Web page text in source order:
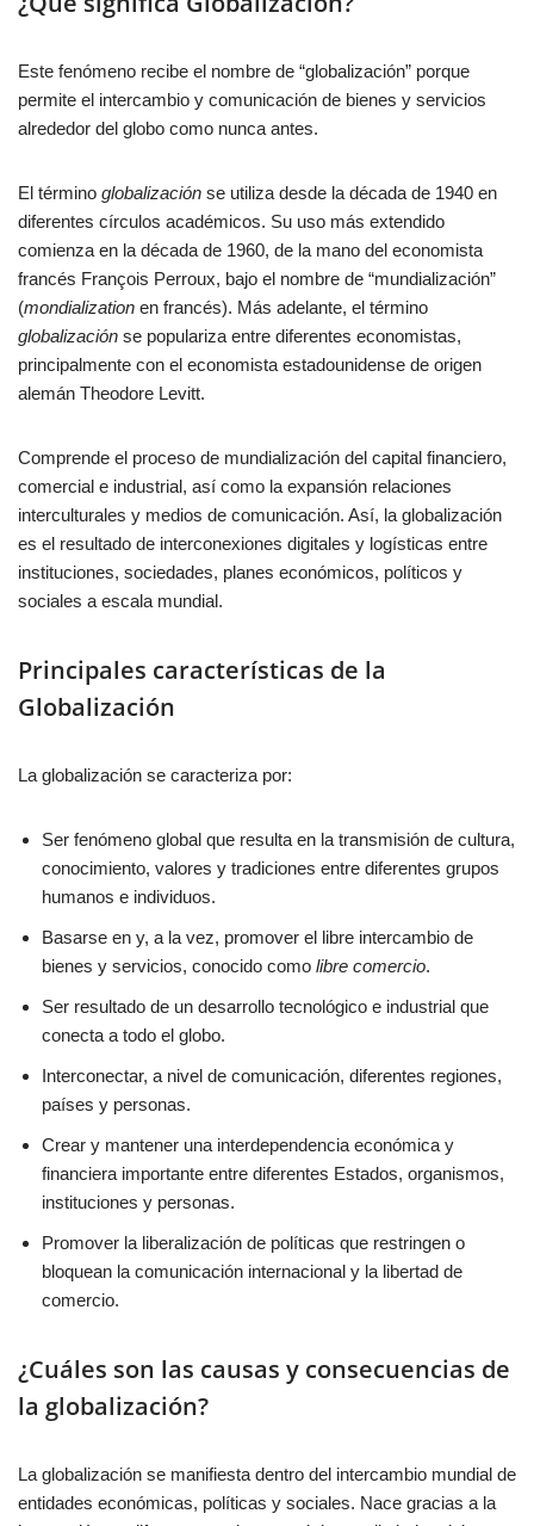
Este fenómeno recibe el nombre de “globalización” porque
permite el intercambio y comunicación de bienes y servicios
alrededor del globo como nunca antes.
El término globalización se utiliza desde la década de 1940 en
diferentes círculos académicos. Su uso más extendido
comienza en la década de 1960, de la mano del economista
francés François Perroux, bajo el nombre de “mundialización”
(mondialization en francés). Más adelante, el término
globalización se populariza entre diferentes economistas,
principalmente con el economista estadounidense de origen
alemán Theodore Levitt.
Comprende el proceso de mundialización del capital financiero,
comercial e industrial, así como la expansión relaciones
interculturales y medios de comunicación. Así, la globalización
es el resultado de interconexiones digitales y logísticas entre
instituciones, sociedades, planes económicos, políticos y
sociales a escala mundial.
Principales características de la
Globalización
La globalización se caracteriza por:
Ser fenómeno global que resulta en la transmisión de cultura,
conocimiento, valores y tradiciones entre diferentes grupos
humanos e individuos.
Basarse en y, a la vez, promover el libre intercambio de
bienes y servicios, conocido como libre comercio.
Ser resultado de un desarrollo tecnológico e industrial que
conecta a todo el globo.
Interconectar, a nivel de comunicación, diferentes regiones,
países y personas.
Crear y mantener una interdependencia económica y
financiera importante entre diferentes Estados, organismos,
instituciones y personas.
Promover la liberalización de políticas que restringen o
bloquean la comunicación internacional y la libertad de
comercio.
¿Cuáles son las causas y consecuencias de
la globalización?
La globalización se manifiesta dentro del intercambio mundial de
entidades económicas, políticas y sociales. Nace gracias a la